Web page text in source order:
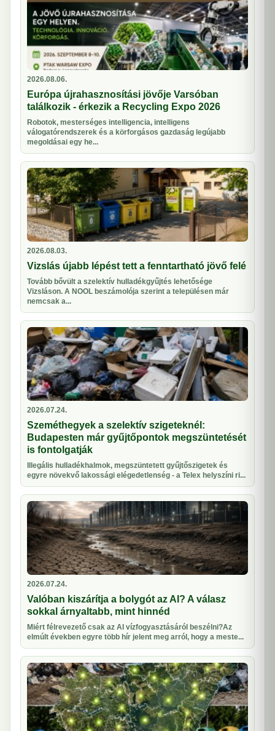
2026.08.06.
Európa újrahasznosítási jövője Varsóban
találkozik - érkezik a Recycling Expo 2026
Robotok, mesterséges intelligencia, intelligens
válogatórendszerek és a körforgásos gazdaság legújabb
megoldásai egy he...
2026.08.03.
Vizslás újabb lépést tett a fenntartható jövő felé
Tovább bővült a szelektív hulladékgyűjtés lehetősége
Vizsláson. A NOOL beszámolója szerint a településen már
nemcsak a...
2026.07.24.
Szeméthegyek a szelektív szigeteknél:
Budapesten már gyűjtőpontok megszüntetését
is fontolgatják
Illegális hulladékhalmok, megszüntetett gyűjtőszigetek és
egyre növekvő lakossági elégedetlenség - a Telex helyszíni ri...
2026.07.24.
Valóban kiszárítja a bolygót az AI? A válasz
sokkal árnyaltabb, mint hinnéd
Miért félrevezető csak az AI vízfogyasztásáról beszélni?Az
elmúlt években egyre több hír jelent meg arról, hogy a meste...